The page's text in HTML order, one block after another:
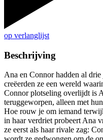
op verlanglijst
Beschrijving
Ana en Connor hadden al
creëerden ze een wereld
Connor plotseling overlijdt is
teruggeworpen, alleen met
Hoe rouw je om iemand
in haar verdriet probeert Ana
ze eerst als haar rivale zag: